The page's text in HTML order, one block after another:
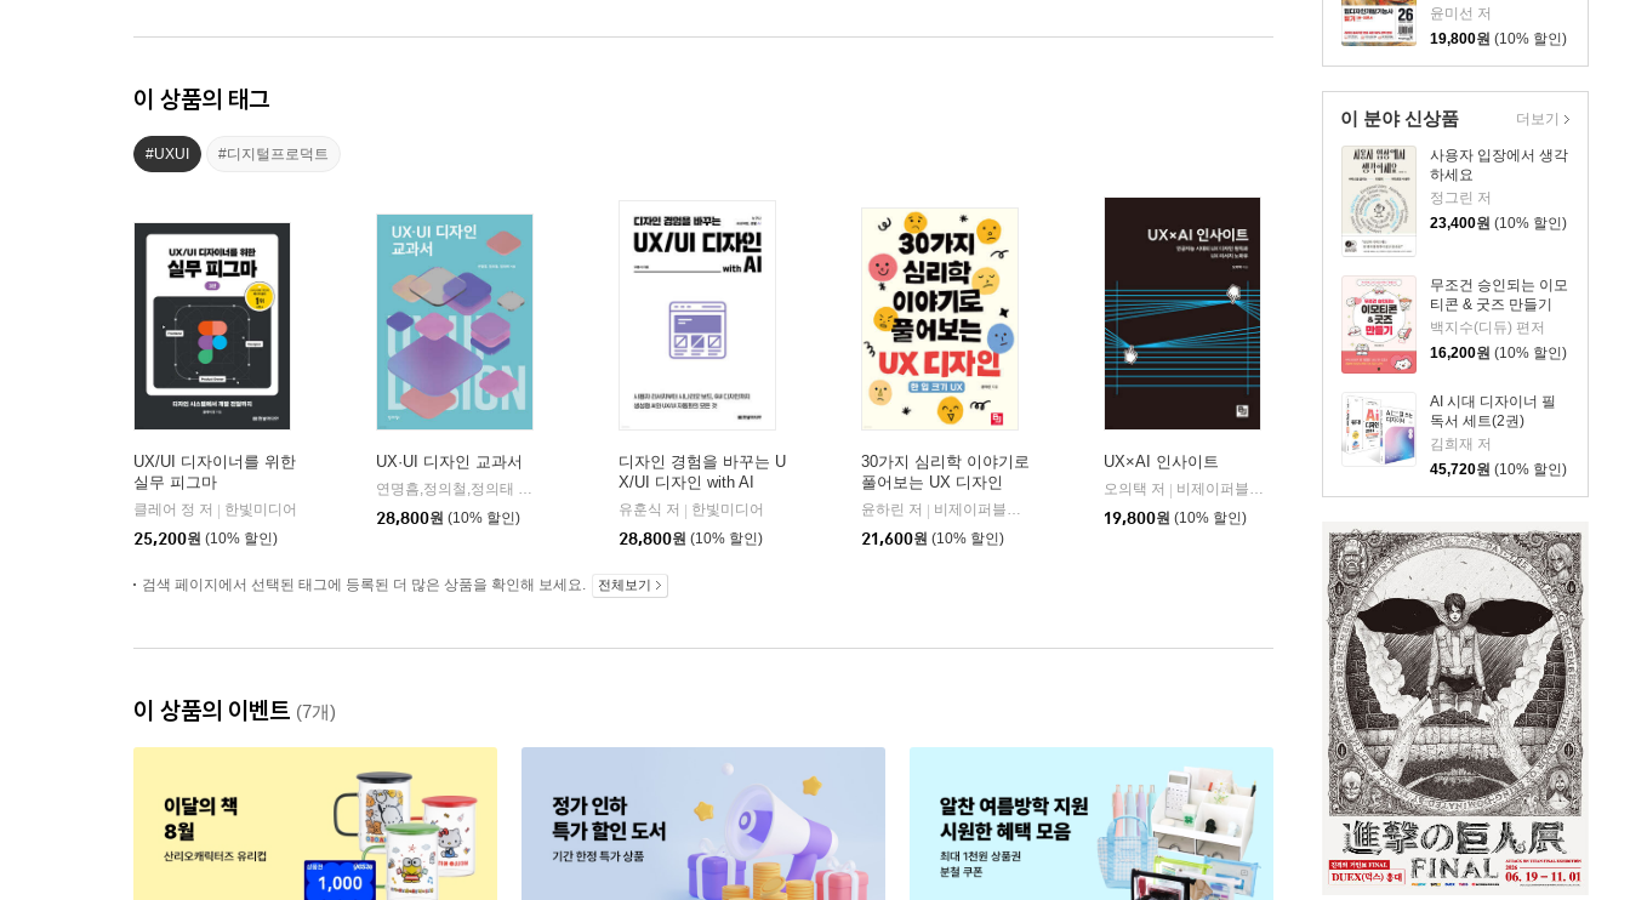
윤미선 저
19,800원 (10% 할인)
이 분야 신상품
사용자 입장에서 생각
하세요
정그린 저
23,400원 (10% 할인)
무조건 승인되는 이모
티콘 & 굿즈 만들기
백지수(디듀) 편저
16,200원 (10% 할인)
AI 시대 디자이너 필
독서 세트(2권)
김희재 저
45,720원 (10% 할인)
더보기
이 상품의 태그
#UXUI #디지털프로덕트
UX/UI 디자이너를 위한
실무 피그마
클레어 정 저
한빛미디어
25,200원 (10% 할인)
UX·UI 디자인 교과서
연명흠,정의철,정의태 저
28,800원 (10% 할인)
디자인 경험을 바꾸는 U
X/UI 디자인 with AI
유훈식 저
한빛미디어
28,800원 (10% 할인)
30가지 심리학 이야기로
풀어보는 UX 디자인
윤하린 저
비제이퍼블릭(BJ퍼블릭)
21,600원 (10% 할인)
UX×AI 인사이트
오의택 저
비제이퍼블릭(BJ퍼블릭)
19,800원 (10% 할인)
검색 페이지에서 선택된 태그에 등록된 더 많은 상품을 확인해 보세요. 전체보기
이 상품의 이벤트 (7개)